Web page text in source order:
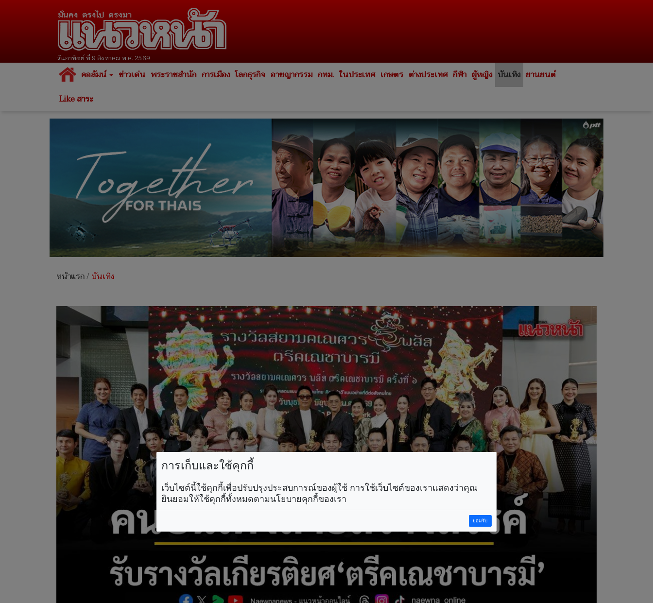
วันอาทิตย์ ที่ 9 สิงหาคม พ.ศ. 2569
คอลัมน์ ข่าวเด่น พระราชสำนัก การเมือง โลกธุรกิจ อาชญากรรม กทม. ในประเทศ เกษตร ต่างประเทศ กีฬา ผู้หญิง บันเทิง ยานยนต์
Like สาระ
หน้าแรก/บันเทิง
การเก็บและใช้คุกกี้
เว็บไซต์นี้ใช้คุกกี้เพื่อปรับปรุงประสบการณ์ของผู้ใช้ การใช้เว็บไซต์ของเราแสดงว่าคุณ
ยินยอมให้ใช้คุกกี้ทั้งหมดตามนโยบายคุกกี้ของเรา
ยอมรับ